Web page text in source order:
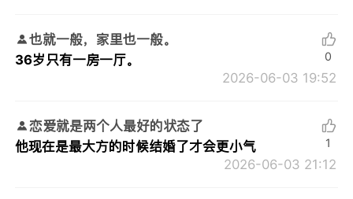
也就一般，家里也一般。
36岁只有一房一厅。
2026-06-03 19:52
0
恋爱就是两个人最好的状态了
他现在是最大方的时候结婚了才会更小气
2026-06-03 21:12
1